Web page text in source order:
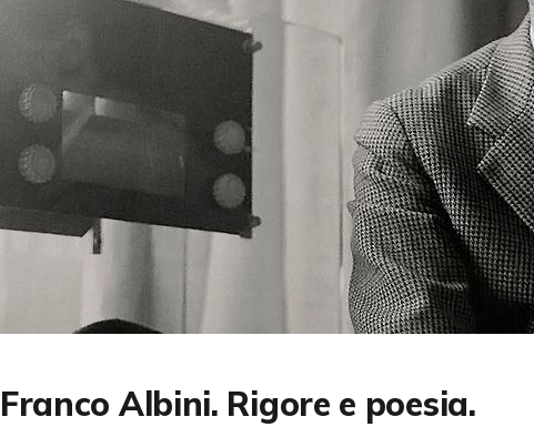
Franco Albini. Rigore e poesia.